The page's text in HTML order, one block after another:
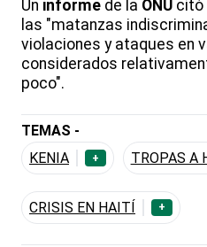
Un informe de la ONU citó
las "matanzas
violaciones y ataques en
considerados
poco".
TEMAS -
KENIA
+ TROPAS A
CRISIS EN HAITÍ +